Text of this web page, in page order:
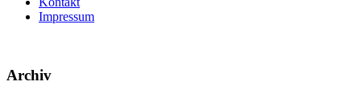
Impressum
Archiv